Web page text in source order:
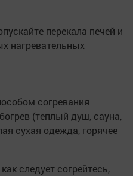
перекала печей и
нагревательных
согревания
(теплый душ, сауна,
сухая одежда, горячее
следует согрейтесь,